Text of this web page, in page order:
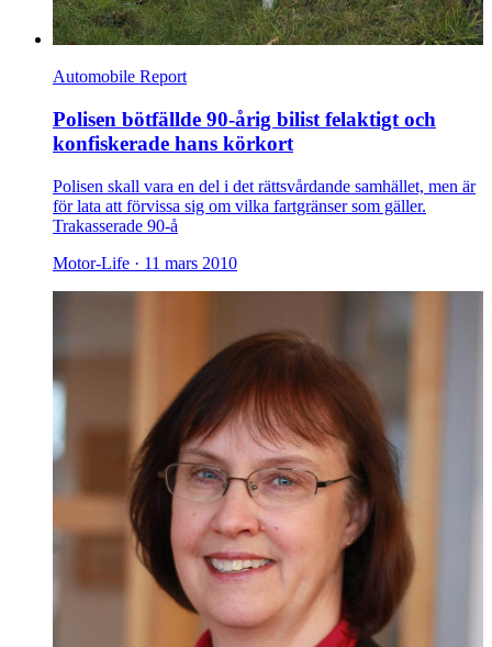
Automobile Report
Polisen bötfällde 90-årig bilist felaktigt och
konfiskerade hans körkort
Polisen skall vara en del i det rättsvårdande samhället, men är
för lata att förvissa sig om vilka fartgränser som gäller.
Trakasserade 90-å
Motor-Life · 11 mars 2010